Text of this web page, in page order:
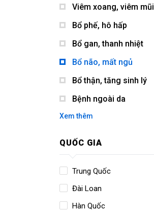
Viêm xoang, viêm mũi
Bổ phế, hô hấp
Bổ gan, thanh nhiệt
Bổ não, mất ngủ
Bổ thận, tăng sinh lý
Bệnh ngoài da
Xem thêm
QUỐC GIA
Trung Quốc
Đài Loan
Hàn Quốc